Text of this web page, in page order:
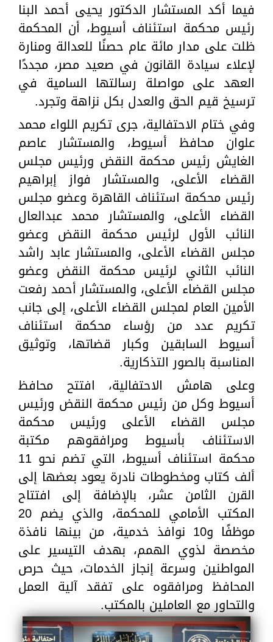
فيما أكد المستشار الدكتور يحيى أحمد البنا
رئيس محكمة استئناف أسيوط، أن المحكمة
ظلت على مدار مائة عام حصنًا للعدالة ومنارة
لإعلاء سيادة القانون في صعيد مصر، مجددًا
العهد على مواصلة رسالتها السامية في
ترسيخ قيم الحق والعدل بكل نزاهة وتجرد.
وفي ختام الاحتفالية، جرى تكريم اللواء محمد
علوان محافظ أسيوط، والمستشار عاصم
الغايش رئيس محكمة النقض ورئيس مجلس
القضاء الأعلى، والمستشار فواز إبراهيم
رئيس محكمة استئناف القاهرة وعضو مجلس
القضاء الأعلى، والمستشار محمد عبدالعال
النائب الأول لرئيس محكمة النقض وعضو
مجلس القضاء الأعلى، والمستشار عابد راشد
النائب الثاني لرئيس محكمة النقض وعضو
مجلس القضاء الأعلى، والمستشار أحمد رفعت
الأمين العام لمجلس القضاء الأعلى، إلى جانب
تكريم عدد من رؤساء محكمة استئناف
أسيوط السابقين وكبار قضاتها، وتوثيق
المناسبة بالصور التذكارية.
وعلى هامش الاحتفالية، افتتح محافظ
أسيوط وكل من رئيس محكمة النقض ورئيس
مجلس القضاء الأعلى ورئيس محكمة
الاستئناف بأسيوط ومرافقوهم مكتبة
محكمة استئناف أسيوط، التي تضم نحو 11
ألف كتاب ومخطوطات نادرة يعود بعضها إلى
القرن الثامن عشر، بالإضافة إلى افتتاح
المكتب الأمامي للمحكمة، والذي يضم 20
موظفًا و10 نوافذ خدمية، من بينها نافذة
مخصصة لذوي الهمم، بهدف التيسير على
المواطنين وسرعة إنجاز الخدمات، حيث حرص
المحافظ ومرافقوه على تفقد آلية العمل
والتحاور مع العاملين بالمكتب.